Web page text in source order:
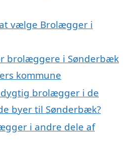
vælge Brolægger i
brolæggere i Sønderbæk
kommune
dygtig brolægger i de
byer til Sønderbæk?
i andre dele af